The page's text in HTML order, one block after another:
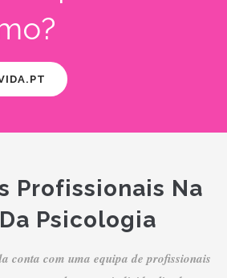
Profissionais Na
Psicologia
conta com uma equipa de profissionais